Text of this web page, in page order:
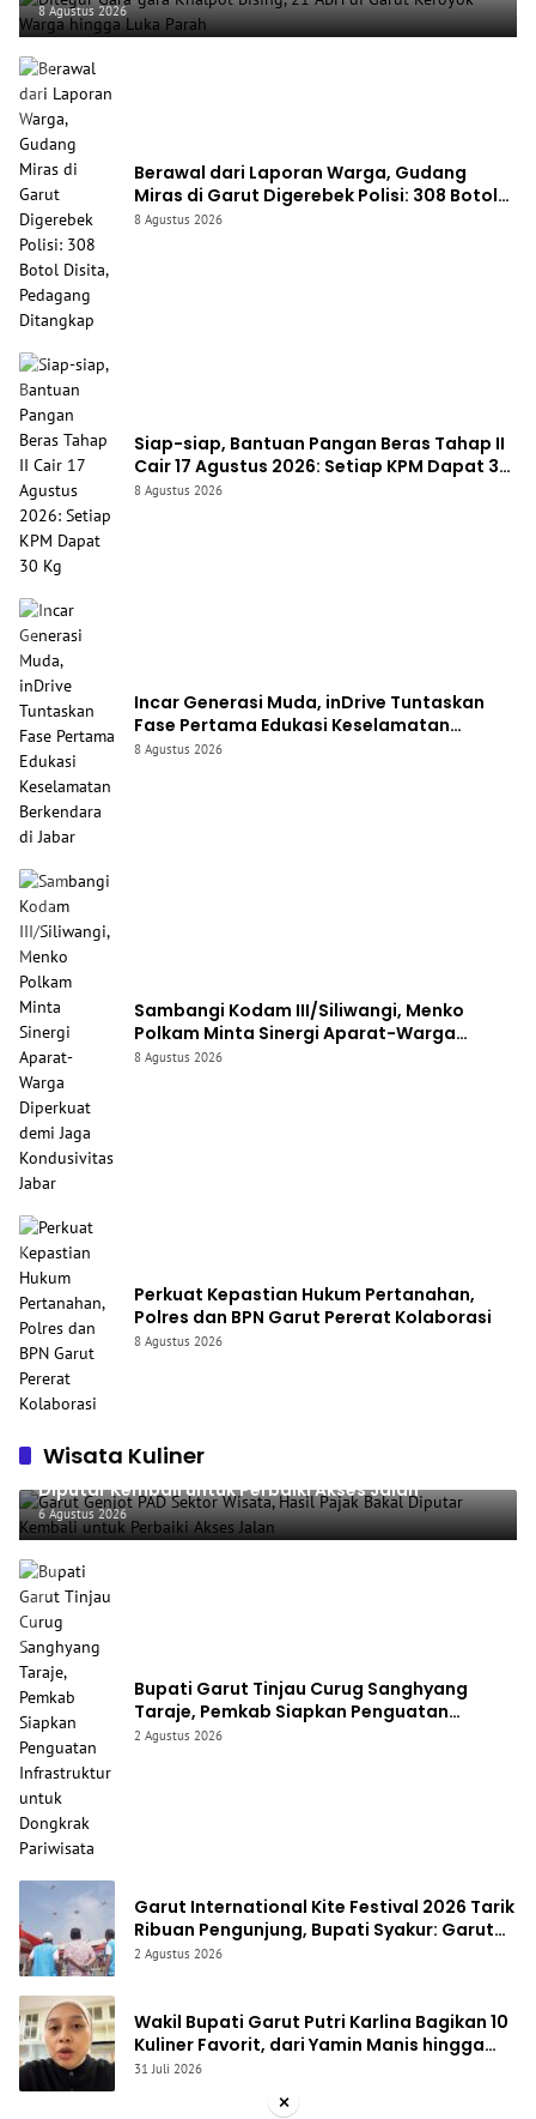
8 Agustus 2026
Berawal dari Laporan Warga, Gudang
Miras di Garut Digerebek Polisi: 308 Botol
Disita, Pedagang Ditangkap
8 Agustus 2026
Siap-siap, Bantuan Pangan Beras Tahap II
Cair 17 Agustus 2026: Setiap KPM Dapat 30
Kg
8 Agustus 2026
Incar Generasi Muda, inDrive Tuntaskan
Fase Pertama Edukasi Keselamatan
Berkendara di Jabar
8 Agustus 2026
Sambangi Kodam III/Siliwangi, Menko
Polkam Minta Sinergi Aparat-Warga
Diperkuat demi Jaga Kondusivitas Jabar
8 Agustus 2026
Perkuat Kepastian Hukum Pertanahan,
Polres dan BPN Garut Pererat Kolaborasi
8 Agustus 2026
Wisata Kuliner
Garut Genjot PAD Sektor Wisata, Hasil Pajak Bakal
Diputar Kembali untuk Perbaiki Akses Jalan
6 Agustus 2026
Bupati Garut Tinjau Curug Sanghyang
Taraje, Pemkab Siapkan Penguatan
Infrastruktur untuk Dongkrak Pariwisata
2 Agustus 2026
Garut International Kite Festival 2026 Tarik
Ribuan Pengunjung, Bupati Syakur: Garut
Makin Dikenal Dunia
2 Agustus 2026
Wakil Bupati Garut Putri Karlina Bagikan 10
Kuliner Favorit, dari Yamin Manis hingga
Mie Cirambay Cigedug
31 Juli 2026
×